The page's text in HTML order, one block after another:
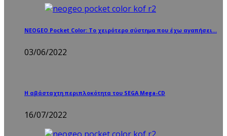
NEOGEO Pocket Color: Το χειρότερο σύστημα που έχω αγαπήσει…
03/06/2022
Η αβάσταχτη περιπλοκότητα του SEGA Mega-CD
16/07/2022